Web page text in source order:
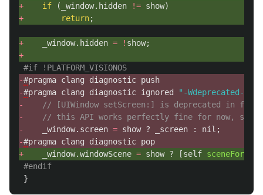
+
if ( _window. hidden != show)
+
return;
+ _window. hidden = ! show;
+
#if !PLATFORM_VISIONOS
-#pragma clang diagnostic push
-#pragma clang diagnostic ignored
"-Wdeprecated-
-
// [UIWindow setScreen:] is deprecated in favor
-
// this API works perfectly fine for now, so
-
_window. screen = show ? _screen : nil ;
-#pragma clang diagnostic pop
+
_window.windowScene = show ? [self
#endif
}